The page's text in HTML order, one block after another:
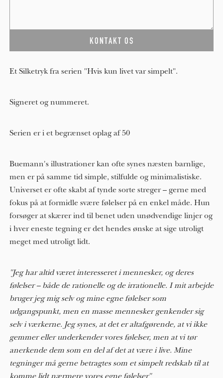
Et Silketryk fra serien "Hvis kun livet var simpelt".
Signeret og nummeret.
Serien er i et begrænset oplag af 50
Buemann's illustrationer kan ofte synes næsten barnlige,
men er på samme tid simple, stilfulde og minimalistiske.
Universet er ofte skabt af tynde sorte streger – gerne med
fokus på at formidle svære følelser på en enkel måde. Hun
forsøger at skærer ind til benet uden unødvendige linjer og
i hver eneste tegning er det hendes ønske at sige utroligt
meget med utroligt lidt.
"Jeg har altid været interesseret i mennesker, og deres
følelser – både de rationelle og de irrationelle. I mit arbejde
bruger jeg mig selv og mine egne følelser som
udgangspunkt, men en masse mennesker genkender sig
selv i værkerne. Jeg synes, at det er altafgørende, at vi ikke
gemmer eller underkender vores følelser, men at vi tør
anerkende dem som en del af det at være i live. Mine
tegninger må gerne betragtes som et simpelt redskab til at
komme lidt nærmere vores egne følelser"